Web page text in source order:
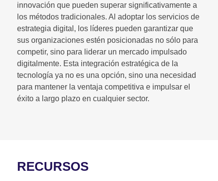
innovación que pueden superar significativamente a
los métodos tradicionales. Al adoptar los servicios de
estrategia digital, los líderes pueden garantizar que
sus organizaciones estén posicionadas no sólo para
competir, sino para liderar un mercado impulsado
digitalmente. Esta integración estratégica de la
tecnología ya no es una opción, sino una necesidad
para mantener la ventaja competitiva e impulsar el
éxito a largo plazo en cualquier sector.
RECURSOS